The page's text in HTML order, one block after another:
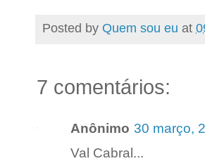
Posted by Quem sou eu at
7 comentários:
Anônimo 30 março,
Val Cabral...